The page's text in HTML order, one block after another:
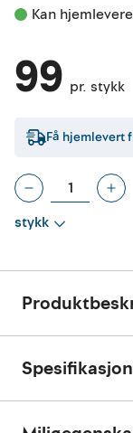
Kan
99 pr. stykk
Få hjemlevert
stykk